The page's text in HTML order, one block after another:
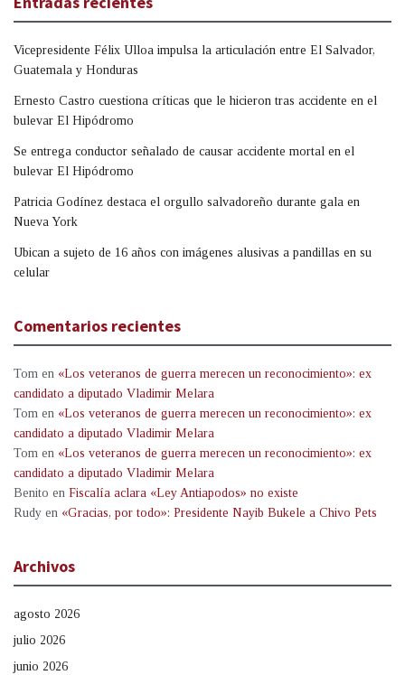
Vicepresidente Félix Ulloa impulsa la articulación entre El Salvador,
Guatemala y Honduras
Ernesto Castro cuestiona críticas que le hicieron tras accidente en el
bulevar El Hipódromo
Se entrega conductor señalado de causar accidente mortal en el
bulevar El Hipódromo
Patricia Godínez destaca el orgullo salvadoreño durante gala en
Nueva York
Ubican a sujeto de 16 años con imágenes alusivas a pandillas en su
celular
Comentarios recientes
Tom en «Los veteranos de guerra merecen un reconocimiento»: ex
candidato a diputado Vladimir Melara
Tom en «Los veteranos de guerra merecen un reconocimiento»: ex
candidato a diputado Vladimir Melara
Tom en «Los veteranos de guerra merecen un reconocimiento»: ex
candidato a diputado Vladimir Melara
Benito en Fiscalía aclara «Ley Antiapodos» no existe
Rudy en «Gracias, por todo»: Presidente Nayib Bukele a Chivo Pets
Archivos
agosto 2026
julio 2026
junio 2026